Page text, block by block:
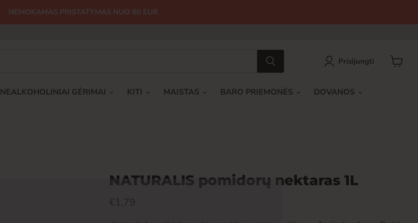
NEMOKAMAS PRISTATYMAS NUO 80 EUR
Prisijungti
NEALKOHOLINIAI GĖRIMAI KITI MAISTAS BARO PRIEMONĖS DOVANOS
NATURALIS pomidorų nektaras 1L
Dabartinė kaina
€1,79